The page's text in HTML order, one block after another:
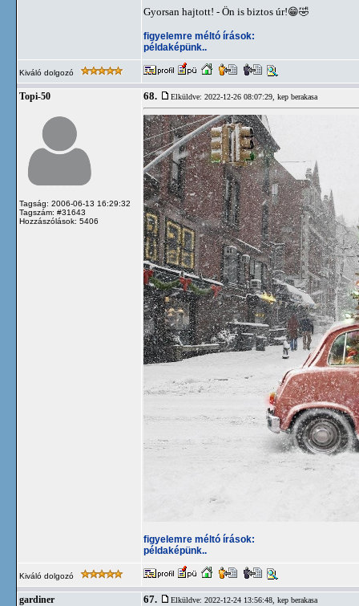
Gyorsan hajtott! - Ön is biztos úr!😁🤣
figyelemre méltó írások:
példaképünk..
Kiváló dolgozó
Topi-50
Tagság: 2006-06-13 16:29:32
Tagszám: #31643
Hozzászólások: 5406
68. Elküldve: 2022-12-26 08:07:29, kep berakasa
figyelemre méltó írások:
példaképünk..
Kiváló dolgozó
gardiner 67. Elküldve: 2022-12-24 13:56:48, kep berakasa